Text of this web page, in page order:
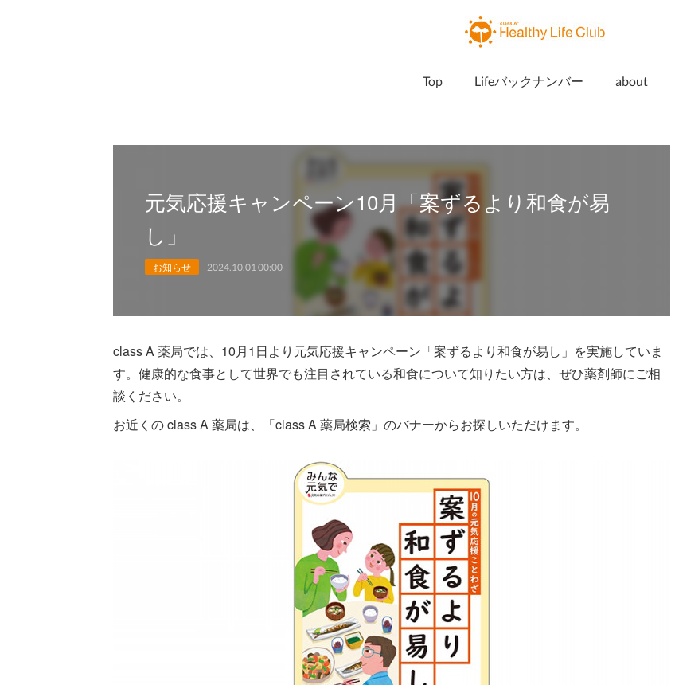
Top Lifeバックナンバー about
元気応援キャンペーン10月「案ずるより和食が易
し」
お知らせ 2024.10.01 00:00
class A 薬局では、10月1日より元気応援キャンペーン「案ずるより和食が易し」を実施していま
す。健康的な食事として世界でも注目されている和食について知りたい方は、ぜひ薬剤師にご相
談ください。
お近くの class A 薬局は、「class A 薬局検索」のバナーからお探しいただけます。